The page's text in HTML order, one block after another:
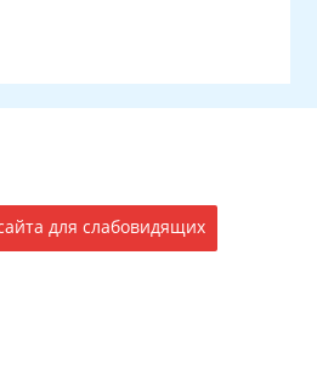
для слабовидящих